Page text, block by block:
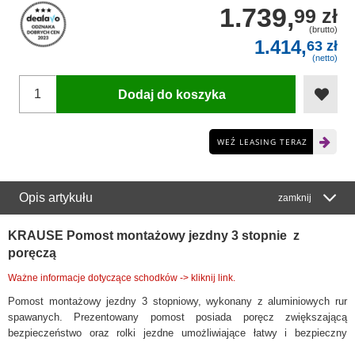
1.739,99 zł
(brutto)
1.414,63 zł
(netto)
Dodaj do koszyka
WEŹ LEASING TERAZ
Opis artykułu zamknij
KRAUSE Pomost montażowy jezdny 3 stopnie z
poręczą
Ważne informacje dotyczące schodków -> kliknij link.
Pomost montażowy jezdny 3 stopniowy, wykonany z aluminiowych rur
spawanych. Prezentowany pomost posiada poręcz zwiększającą
bezpieczeństwo oraz rolki jezdne umożliwiające łatwy i bezpieczny